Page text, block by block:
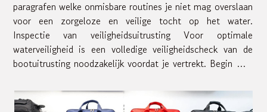
paragrafen welke onmisbare routines je niet mag overslaan
voor een zorgeloze en veilige tocht op het water.
Inspectie van veiligheidsuitrusting Voor optimale
waterveiligheid is een volledige veiligheidscheck van de
bootuitrusting noodzakelijk voordat je vertrekt. Begin met